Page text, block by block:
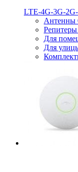
LTE-4G-3G-
Антенны
Для
Для